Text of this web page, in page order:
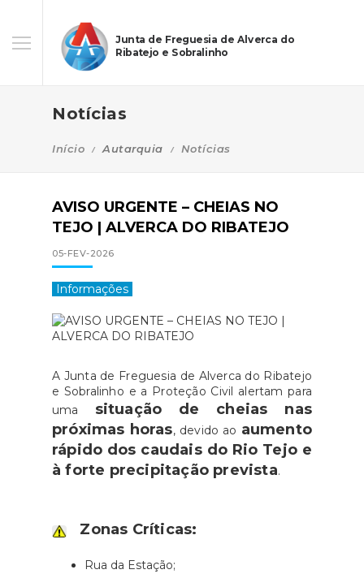
Junta de Freguesia de Alverca do
Ribatejo e Sobralinho
Notícias
Início Autarquia Notícias
AVISO URGENTE – CHEIAS NO
TEJO | ALVERCA DO RIBATEJO
05-FEV-2026
Informações
A Junta de Freguesia de Alverca do Ribatejo
e Sobralinho e a Proteção Civil alertam para
uma situação de cheias nas
próximas horas, devido ao aumento
rápido dos caudais do Rio Tejo e
à forte precipitação prevista.
Zonas Críticas:
Rua da Estação;